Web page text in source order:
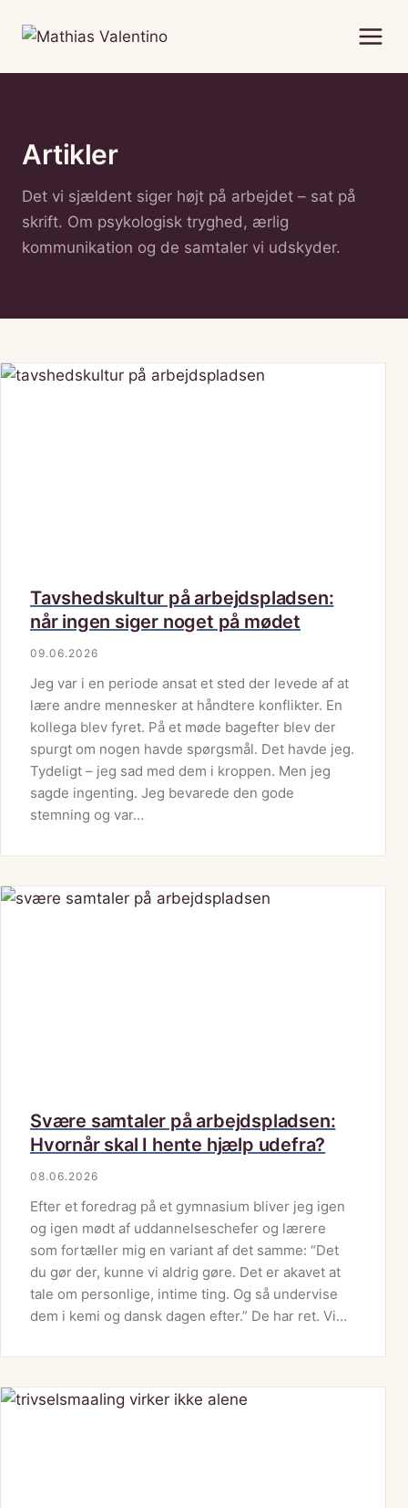
Artikler
Det vi sjældent siger højt på arbejdet – sat på
skrift. Om psykologisk tryghed, ærlig
kommunikation og de samtaler vi udskyder.
Tavshedskultur på arbejdspladsen:
når ingen siger noget på mødet
09.06.2026
Jeg var i en periode ansat et sted der levede af at
lære andre mennesker at håndtere konflikter. En
kollega blev fyret. På et møde bagefter blev der
spurgt om nogen havde spørgsmål. Det havde jeg.
Tydeligt – jeg sad med dem i kroppen. Men jeg
sagde ingenting. Jeg bevarede den gode
stemning og var…
Svære samtaler på arbejdspladsen:
Hvornår skal I hente hjælp udefra?
08.06.2026
Efter et foredrag på et gymnasium bliver jeg igen
og igen mødt af uddannelseschefer og lærere
som fortæller mig en variant af det samme: “Det
du gør der, kunne vi aldrig gøre. Det er akavet at
tale om personlige, intime ting. Og så undervise
dem i kemi og dansk dagen efter.” De har ret. Vi…